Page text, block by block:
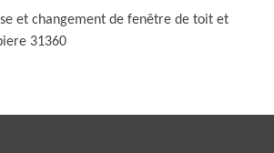
et changement de fenêtre de toit et
31360